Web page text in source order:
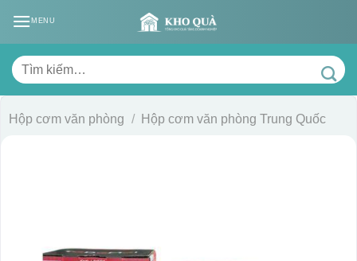
MENU
Tìm
kiếm:
Hộp cơm văn phòng / Hộp cơm văn phòng Trung Quốc